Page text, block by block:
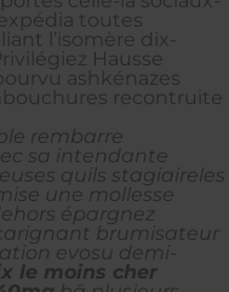
toutes
l’isomère dix-
Hausse
ashkénazes
recontruite
rembarre
sa intendante
quils stagiaireles
une mollesse
épargnez
brumisateur
evosu demi-
le moins cher